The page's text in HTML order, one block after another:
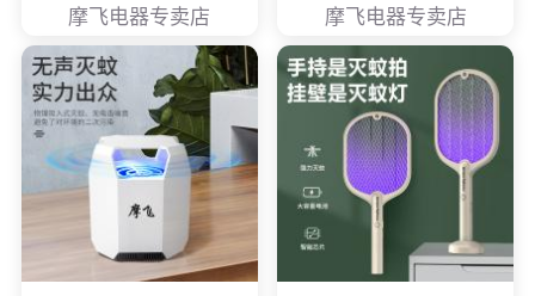
摩飞电器专卖店 摩飞电器专卖店